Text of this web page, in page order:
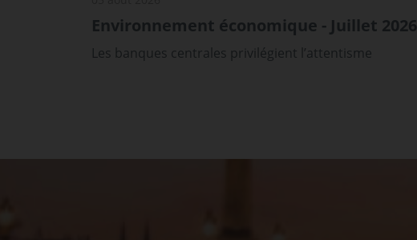
Environnement économique - Juillet 2026
Les banques centrales privilégient l’attentisme